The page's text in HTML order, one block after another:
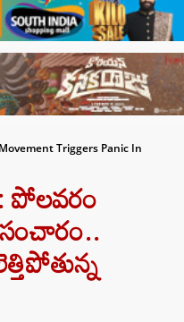
Triggers Panic In
పోలవరం
సంచారం..